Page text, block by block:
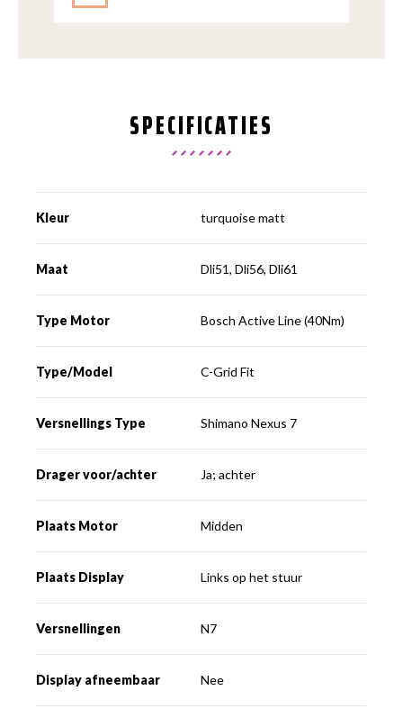
SPECIFICATIES
Kleur turquoise matt
Maat Dli51, Dli56, Dli61
Type Motor Bosch Active Line (40Nm)
Type/Model C-Grid Fit
Versnellings Type Shimano Nexus 7
Drager voor/achter Ja; achter
Plaats Motor Midden
Plaats Display Links op het stuur
Versnellingen N7
Display afneembaar Nee